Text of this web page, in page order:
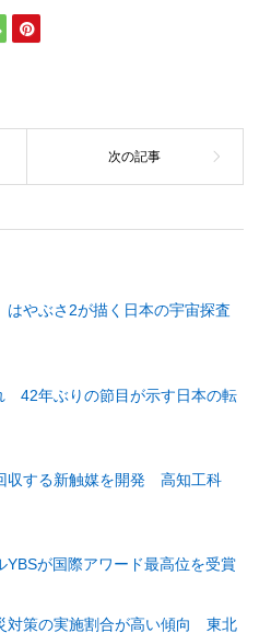
やぶさ2が描く日本の宇宙探査
42年ぶりの節目が示す日本の転
収する新触媒を開発 高知工科
が国際アワード最高位を受賞
対策の実施割合が高い傾向 東北